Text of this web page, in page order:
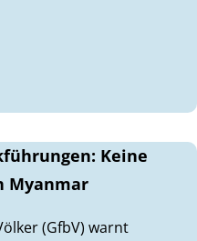
Keine
Myanmar
(GfbV) warnt